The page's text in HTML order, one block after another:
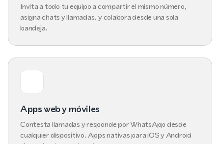
Invita a todo tu equipo a compartir el mismo número,
asigna chats y llamadas, y colabora desde una sola
bandeja.
Apps web y móviles
Contesta llamadas y responde por WhatsApp desde
cualquier dispositivo. Apps nativas para iOS y Android